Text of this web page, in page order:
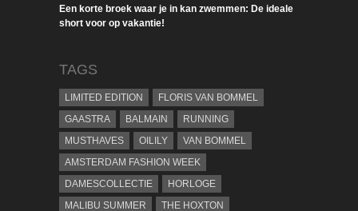
Een korte broek waar je in kan zwemmen: De ideale
short voor op vakantie!
TAGS
LIMITED EDITION
FLORIS VAN BOMMEL
GAASTRA
BALMAIN
RUNNING
MUSTHAVES
OILILY
VAN BOMMEL
AMSTERDAM FASHION WEEK
DAMESCOLLECTIE
HORLOGE
MALIBU SUMMER
THE HOXTON